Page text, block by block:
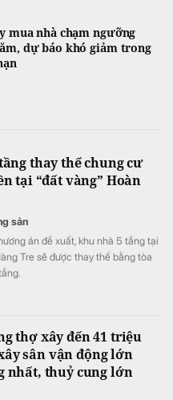
mua nhà chạm ngưỡng
dự báo khó giảm trong
thay thế chung cư
tại “đất vàng” Hoàn
sản
án đề xuất, khu nhà 5 tầng tại
Tre sẽ được thay thế bằng tòa
thợ xây đến 41 triệu
sân vận động lớn
nhất, thuỷ cung lớn